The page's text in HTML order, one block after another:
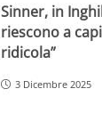
Sinner, in
riescono a
ridicola”
3 Dicembre 2025